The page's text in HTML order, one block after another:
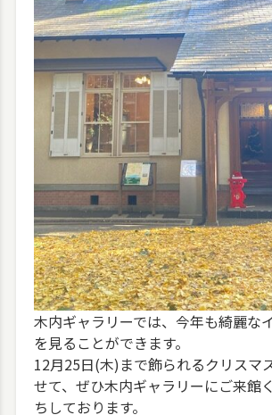
木内ギャラリーでは、今年も綺麗な
を見ることができます。
12月25日(木)まで飾られるクリスマ
せて、ぜひ木内ギャラリーにご来館
ちしております。